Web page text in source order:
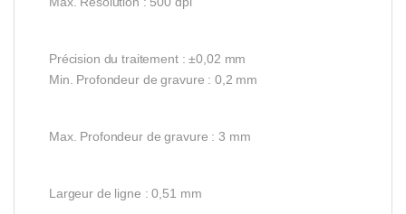
Précision du traitement : ±0,02 mm
Min. Profondeur de gravure : 0,2 mm
Max. Profondeur de gravure : 3 mm
Largeur de ligne : 0,51 mm